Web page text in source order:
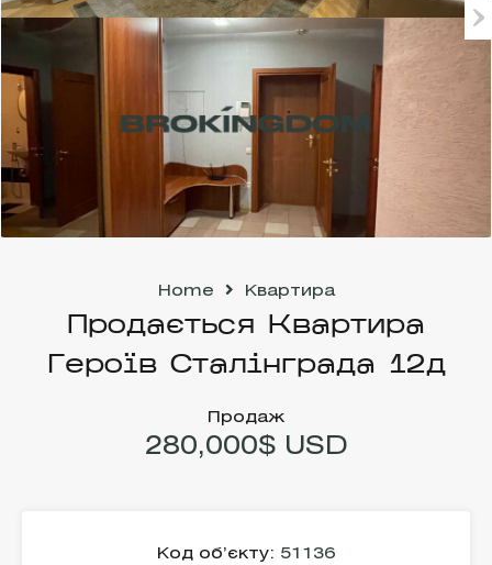
Home Квартира
Продається Квартира
Героїв Сталінграда 12д
Продаж
280,000$ USD
Код об’єкту: 51136